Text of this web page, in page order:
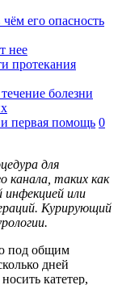
его опасность
нее
протекания
болезни
первая помощь 0
для
канала, таких как
или
Курирующий
под общим
дней
катетер,